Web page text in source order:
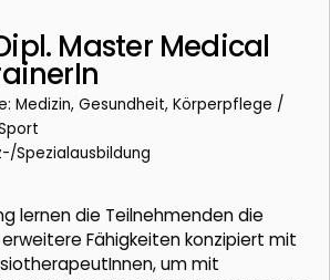
Master Medical
Medizin, Gesundheit, Körperpflege /
Spezialausbildung
lernen die Teilnehmenden die
Fähigkeiten konzipiert mit
um mit